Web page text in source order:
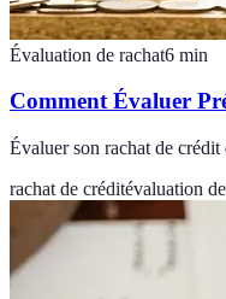
Évaluation de rachat6 min
Comment Évaluer
Évaluer son rachat de
rachat de créditévaluation